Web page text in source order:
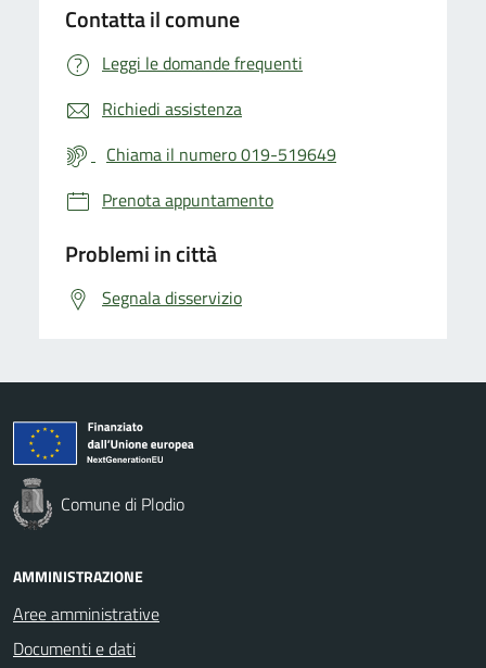
Contatta il comune
Leggi le domande frequenti
Richiedi assistenza
Chiama il numero 019-519649
Prenota appuntamento
Problemi in città
Segnala disservizio
Comune di Plodio
AMMINISTRAZIONE
Aree amministrative
Documenti e dati